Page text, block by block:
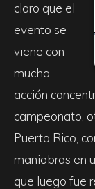
claro que el
evento se
viene con
mucha
acción
campeonato,
Puerto Rico,
maniobras en
que luego fue